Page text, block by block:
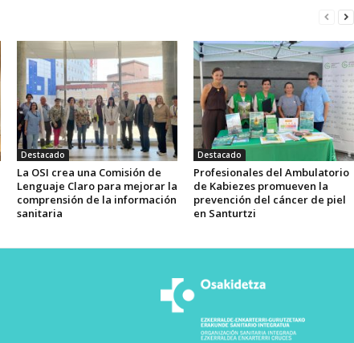
Destacado
La OSI crea una Comisión de
Lenguaje Claro para mejorar la
comprensión de la información
sanitaria
Destacado
Profesionales del Ambulatorio
de Kabiezes promueven la
prevención del cáncer de piel
en Santurtzi